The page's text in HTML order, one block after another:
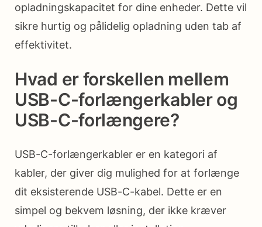
opladningskapacitet for dine enheder. Dette vil
sikre hurtig og pålidelig opladning uden tab af
effektivitet.
Hvad er forskellen mellem
USB-C-forlængerkabler og
USB-C-forlængere?
USB-C-forlængerkabler er en kategori af
kabler, der giver dig mulighed for at forlænge
dit eksisterende USB-C-kabel. Dette er en
simpel og bekvem løsning, der ikke kræver